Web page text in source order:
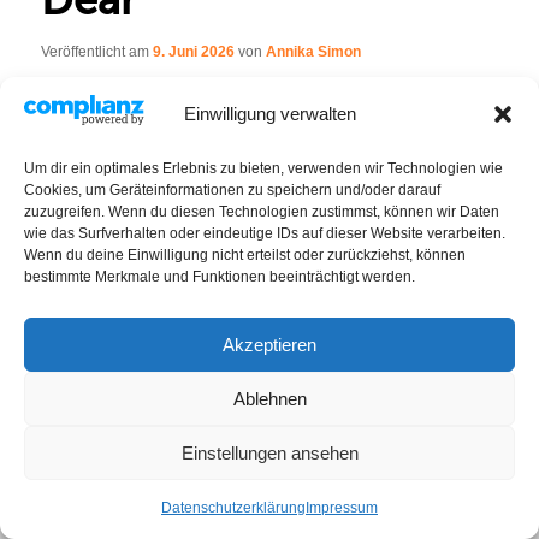
Einwilligung verwalten
Um dir ein optimales Erlebnis zu bieten, verwenden wir Technologien wie
Cookies, um Geräteinformationen zu speichern und/oder darauf
zuzugreifen. Wenn du diesen Technologien zustimmst, können wir Daten
wie das Surfverhalten oder eindeutige IDs auf dieser Website verarbeiten.
Wenn du deine Einwilligung nicht erteilst oder zurückziehst, können
bestimmte Merkmale und Funktionen beeinträchtigt werden.
Akzeptieren
Ablehnen
Einstellungen ansehen
Datenschutzerklärung Impressum
Veröffentlicht am9. Juni 2026 vonAnnika Simon
Standort:Horn
IMPRESSUM / DATENSCHUTZ
Impressum
Datenschutzerklärung